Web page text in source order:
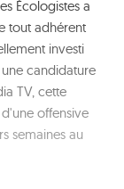
Écologistes a
tout adhérent
investi
candidature
TV, cette
offensive
semaines au